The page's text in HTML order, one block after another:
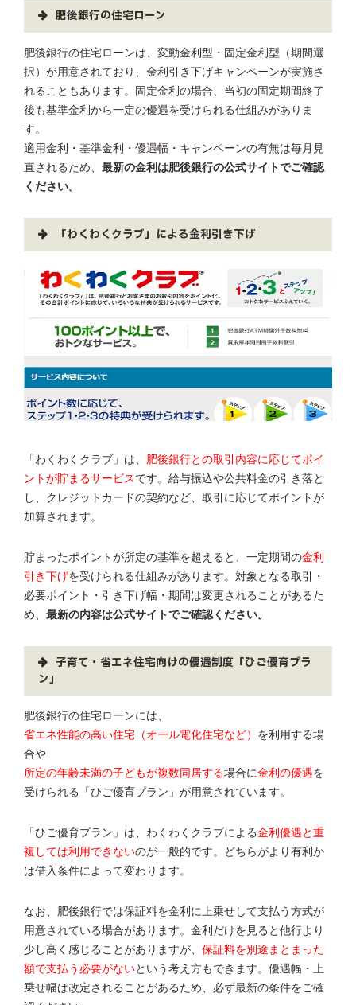
肥後銀行の住宅ローン
肥後銀行の住宅ローンは、変動金利型・固定金利型（期間選
択）が用意されており、金利引き下げキャンペーンが実施さ
れることもあります。固定金利の場合、当初の固定期間終了
後も基準金利から一定の優遇を受けられる仕組みがありま
す。
適用金利・基準金利・優遇幅・キャンペーンの有無は毎月見
直されるため、 最新の金利は肥後銀行の公式サイトでご確認
ください。
「わくわくクラブ」による金利引き下げ
「わくわくクラブ」は、
肥後銀行との取引内容に応じてポイ
ントが貯まるサービス です。給与振込や公共料金の引き落と
し、クレジットカードの契約など、取引に応じてポイントが
加算されます。
貯まったポイントが所定の基準を超えると、一定期間の金利
引き下げを受けられる仕組みがあります。対象となる取引・
必要ポイント・引き下げ幅・期間は変更されることがあるた
め、 最新の内容は公式サイトでご確認ください。
子育て・省エネ住宅向けの優遇制度「ひご優育プラ
ン」
肥後銀行の住宅ローンには、
省エネ性能の高い住宅（オール電化住宅など） を利用する場
合や
所定の年齢未満の子どもが複数同居する場合に金利の優遇を
受けられる「ひご優育プラン」が用意されています。
「ひご優育プラン」は、わくわくクラブによる金利優遇と重
複しては利用できないのが一般的です。どちらがより有利か
は借入条件によって変わります。
なお、肥後銀行では保証料を金利に上乗せして支払う方式が
用意されている場合があります。金利だけを見ると他行より
少し高く感じることがありますが、 保証料を別途まとまった
額で支払う必要がないという考え方もできます。優遇幅・上
乗せ幅は改定されることがあるため、必ず最新の条件をご確